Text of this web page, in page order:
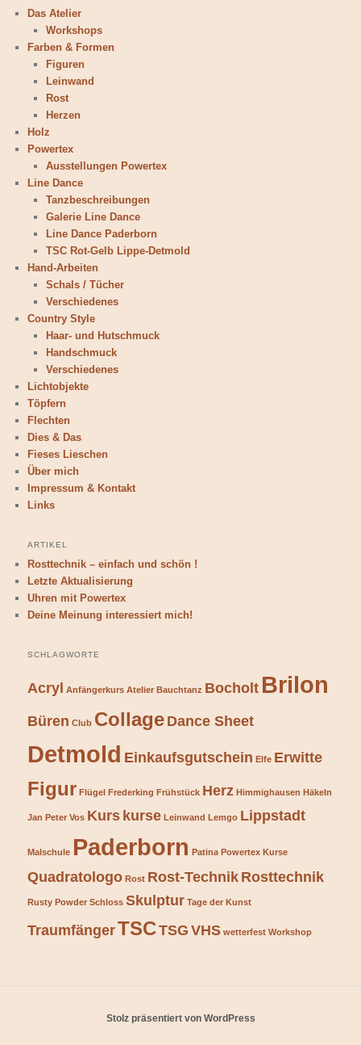
Das Atelier
Workshops
Farben & Formen
Figuren
Leinwand
Rost
Herzen
Holz
Powertex
Ausstellungen Powertex
Line Dance
Tanzbeschreibungen
Galerie Line Dance
Line Dance Paderborn
TSC Rot-Gelb Lippe-Detmold
Hand-Arbeiten
Schals / Tücher
Verschiedenes
Country Style
Haar- und Hutschmuck
Handschmuck
Verschiedenes
Lichtobjekte
Töpfern
Flechten
Dies & Das
Fieses Lieschen
Über mich
Impressum & Kontakt
Links
ARTIKEL
Rosttechnik – einfach und schön !
Letzte Aktualisierung
Uhren mit Powertex
Deine Meinung interessiert mich!
SCHLAGWORTE
Acryl Anfängerkurs Atelier Bauchtanz Bocholt Brilon
Büren Club Collage Dance Sheet
Detmold Einkaufsgutschein Elfe Erwitte
Figur Flügel Frederking Frühstück Herz Himmighausen Häkeln
Jan Peter Vos Kurs kurse Leinwand Lemgo Lippstadt
Malschule Paderborn Patina Powertex Kurse
Quadratologo Rost Rost-Technik Rosttechnik
Rusty Powder Schloss Skulptur Tage der Kunst
TraumfängerTSCTSG VHS wetterfest Workshop
Stolz präsentiert von WordPress